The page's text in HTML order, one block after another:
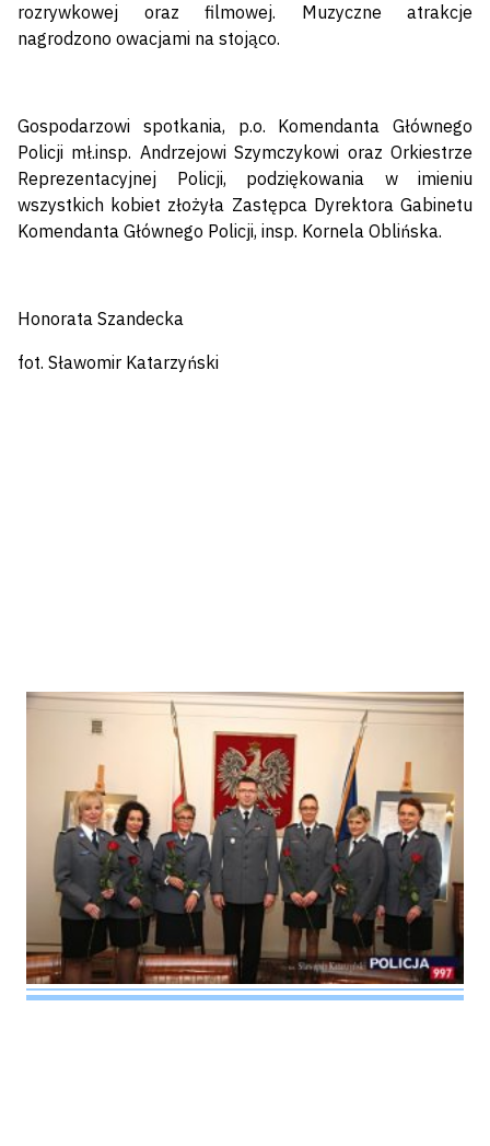
rozrywkowej oraz filmowej. Muzyczne atrakcje
nagrodzono owacjami na stojąco.
Gospodarzowi spotkania, p.o. Komendanta Głównego
Policji mł.insp. Andrzejowi Szymczykowi oraz Orkiestrze
Reprezentacyjnej Policji, podziękowania w imieniu
wszystkich kobiet złożyła Zastępca Dyrektora Gabinetu
Komendanta Głównego Policji, insp. Kornela Oblińska.
Honorata Szandecka
fot. Sławomir Katarzyński